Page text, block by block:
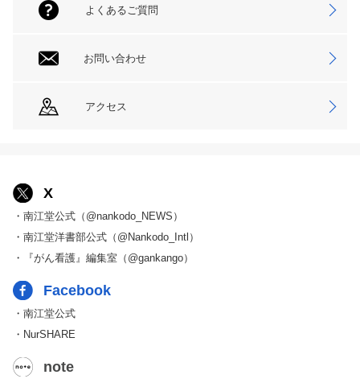
よくあるご質問
お問い合わせ
アクセス
X
・南江堂公式（@nankodo_NEWS）
・南江堂洋書部公式（@Nankodo_Intl）
・『がん看護』編集室（@gankango）
Facebook
・南江堂公式
・NurSHARE
note